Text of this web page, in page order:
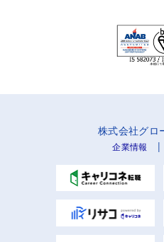
株式会社グロ
企業情報